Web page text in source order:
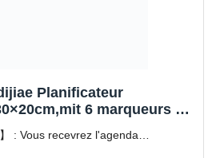
Planificateur
6 marqueurs de
blanc,1 crochet
Semaine Effacable,Tableau
: Vous recevrez l'agenda